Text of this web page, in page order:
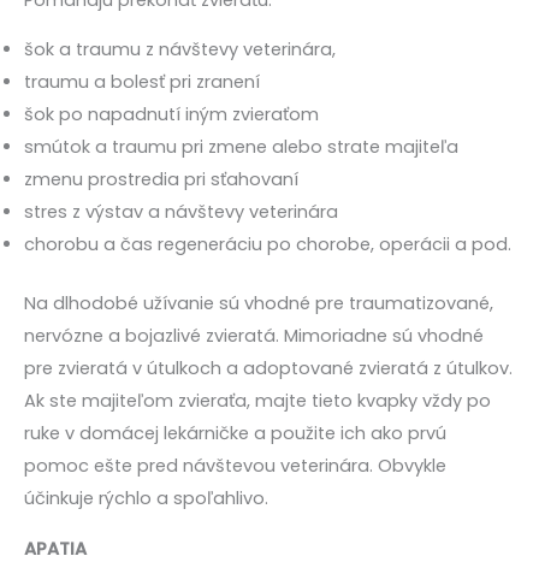
šok a traumu z návštevy veterinára,
traumu a bolesť pri zranení
šok po napadnutí iným zvieraťom
smútok a traumu pri zmene alebo strate majiteľa
zmenu prostredia pri sťahovaní
stres z výstav a návštevy veterinára
chorobu a čas regeneráciu po chorobe, operácii a pod.
Na dlhodobé užívanie sú vhodné pre traumatizované,
nervózne a bojazlivé zvieratá. Mimoriadne sú vhodné
pre zvieratá v útulkoch a adoptované zvieratá z útulkov.
Ak ste majiteľom zvieraťa, majte tieto kvapky vždy po
ruke v domácej lekárničke a použite ich ako prvú
pomoc ešte pred návštevou veterinára. Obvykle
účinkuje rýchlo a spoľahlivo.
APATIA